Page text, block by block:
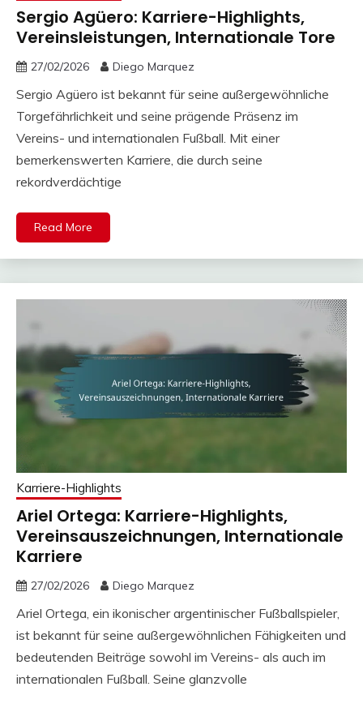
Sergio Agüero: Karriere-Highlights,
Vereinsleistungen, Internationale Tore
27/02/2026 Diego Marquez
Sergio Agüero ist bekannt für seine außergewöhnliche
Torgefährlichkeit und seine prägende Präsenz im
Vereins- und internationalen Fußball. Mit einer
bemerkenswerten Karriere, die durch seine
rekordverdächtige
Read More
Karriere-Highlights
Ariel Ortega: Karriere-Highlights,
Vereinsauszeichnungen, Internationale
Karriere
27/02/2026 Diego Marquez
Ariel Ortega, ein ikonischer argentinischer Fußballspieler,
ist bekannt für seine außergewöhnlichen Fähigkeiten und
bedeutenden Beiträge sowohl im Vereins- als auch im
internationalen Fußball. Seine glanzvolle